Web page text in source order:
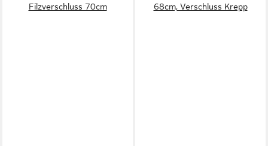
Filzverschluss 70cm
68cm, Verschluss Krepp